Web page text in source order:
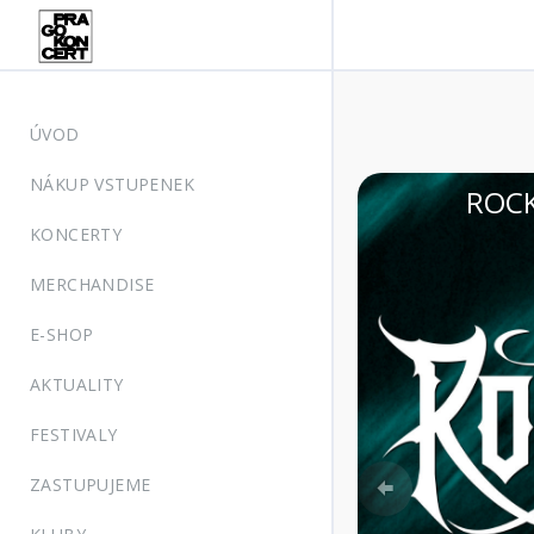
ÚVOD
NÁKUP VSTUPENEK
KONCERTY
MERCHANDISE
E-SHOP
AKTUALITY
FESTIVALY
ZASTUPUJEME
zámecký park
Previous